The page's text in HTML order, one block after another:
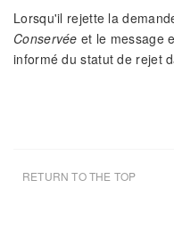
Lorsqu'il rejette la
Conservée et le message
informé du statut de rejet
RETURN TO THE TOP